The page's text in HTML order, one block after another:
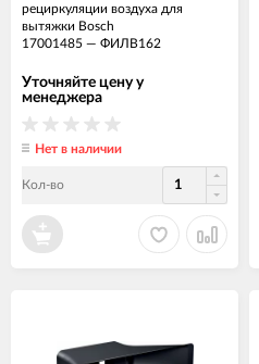
рециркуляции воздуха для
вытяжки Bosch
17001485 — ФИЛВ162
Уточняйте цену у
менеджера
Нет в наличии
Кол-во